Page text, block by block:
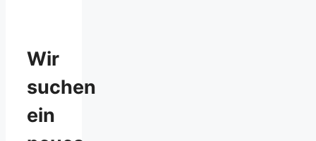
Wir
suchen
ein